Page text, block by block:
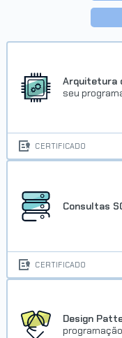
Arquitetura
seu
CERTIFICADO
Consultas
CERTIFICADO
Design
programação